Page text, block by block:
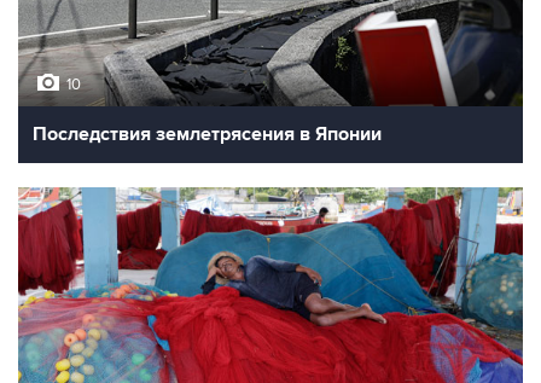
10
Последствия землетрясения в Японии